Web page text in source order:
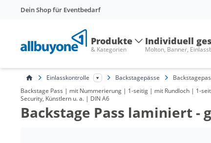
Dein Shop für Eventbedarf
Produkte
& Kategorien
Individuell
Molton, Banner,
Einlasskontrolle Backstagepässe
Backstage Pass | mit Nummerierung | 1-seitig | mit Rundloch | 1-
Security, Künstlern u. a. | DIN A6
Backstage Pass laminiert -